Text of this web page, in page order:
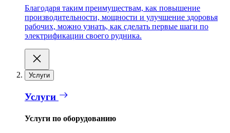
Благодаря таким преимуществам, как повышение
производительности, мощности и улучшение здоровья
рабочих, можно узнать, как сделать первые шаги по
электрификации своего рудника.
Услуги
Услуги
Услуги по оборудованию